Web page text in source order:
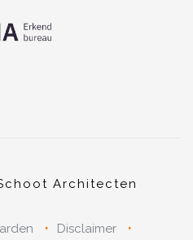
Architecten
Disclaimer